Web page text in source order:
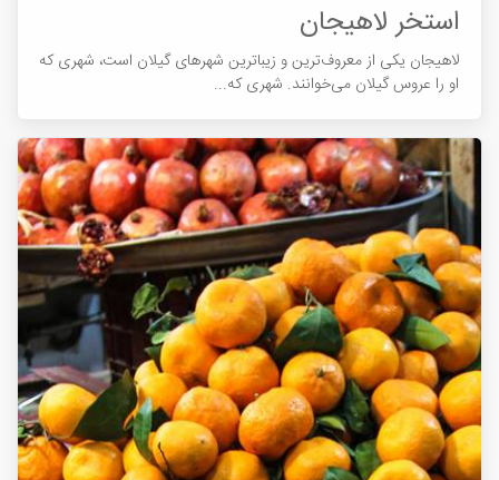
استخر لاهیجان
لاهیجان یکی از معروف‎ترین و زیباترین شهرهای گیلان است، شهری که
او را عروس گیلان می‎خوانند. شهری که...